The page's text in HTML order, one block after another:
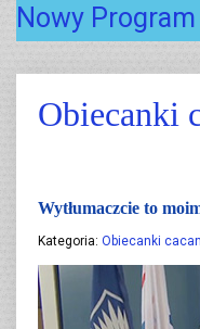
Nowy
Obiecanki
Wytłumaczcie to
Kategoria: Obiecanki